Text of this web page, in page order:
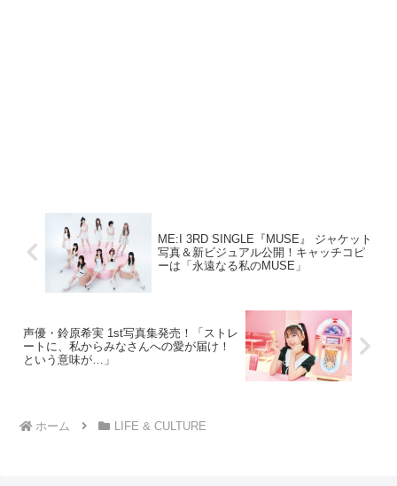
ME:I 3RD SINGLE『MUSE』 ジャケット
写真＆新ビジュアル公開！キャッチコピ
ーは「永遠なる私のMUSE」
声優・鈴原希実 1st写真集発売！「ストレ
ートに、私からみなさんへの愛が届け！
という意味が…」
ホーム LIFE & CULTURE